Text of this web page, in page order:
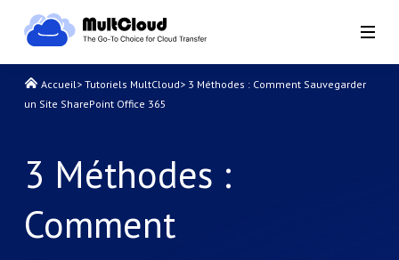
Accueil> Tutoriels MultCloud> 3 Méthodes : Comment Sauvegarder
un Site SharePoint Office 365
3 Méthodes :
Comment